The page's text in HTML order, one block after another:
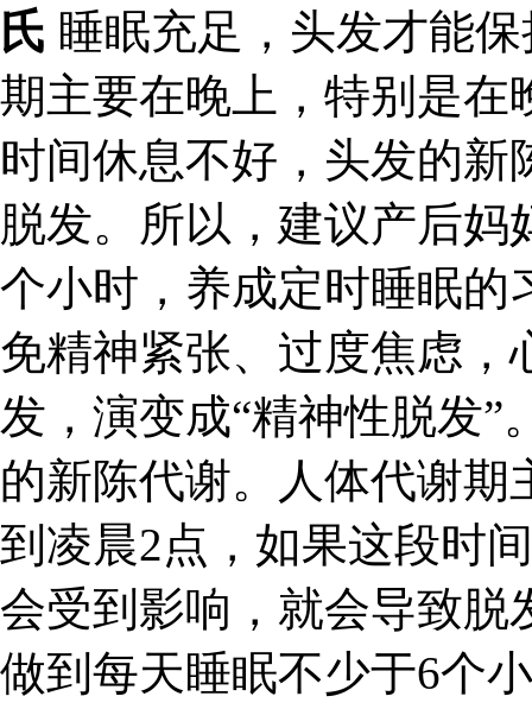
氏 睡眠充足，头发才能
期主要在晚上，特别是在
时间休息不好，头发的
脱发。所以，建议产后
个小时，养成定时睡眠的
免精神紧张、过度焦虑，
发，演变成“精神性脱发”
的新陈代谢。人体代谢期
到凌晨2点，如果这段时
会受到影响，就会导致脱
做到每天睡眠不少于6个